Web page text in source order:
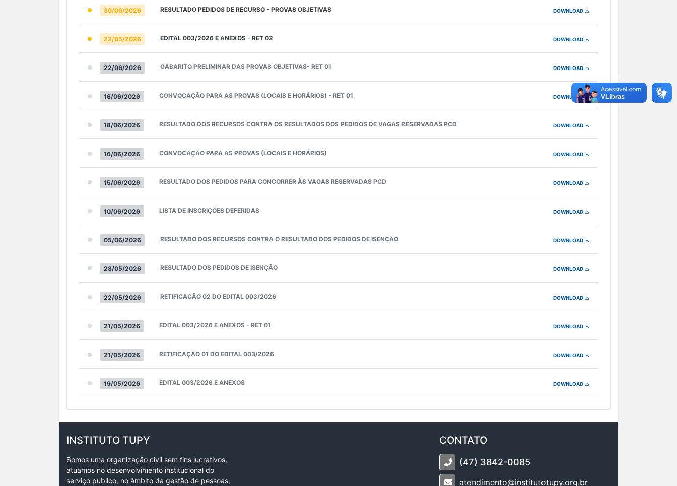
30/06/2026 RESULTADO PEDIDOS DE RECURSO - PROVAS OBJETIVAS DOWNLOAD
22/05/2026 EDITAL 003/2026 E ANEXOS - RET 02 DOWNLOAD
22/06/2026 GABARITO PRELIMINAR DAS PROVAS OBJETIVAS- RET 01 DOWNLOAD
16/06/2026 CONVOCAÇÃO PARA AS PROVAS (LOCAIS E HORÁRIOS) - RET 01 DOWNLOAD
18/06/2026 RESULTADO DOS RECURSOS CONTRA OS RESULTADOS DOS PEDIDOS DE VAGAS RESERVADAS PCD DOWNLOAD
16/06/2026 CONVOCAÇÃO PARA AS PROVAS (LOCAIS E HORÁRIOS) DOWNLOAD
15/06/2026 RESULTADO DOS PEDIDOS PARA CONCORRER ÀS VAGAS RESERVADAS PCD DOWNLOAD
10/06/2026 LISTA DE INSCRIÇÕES DEFERIDAS DOWNLOAD
05/06/2026 RESULTADO DOS RECURSOS CONTRA O RESULTADO DOS PEDIDOS DE ISENÇÃO DOWNLOAD
28/05/2026 RESULTADO DOS PEDIDOS DE ISENÇÃO DOWNLOAD
22/05/2026 RETIFICAÇÃO 02 DO EDITAL 003/2026 DOWNLOAD
21/05/2026 EDITAL 003/2026 E ANEXOS - RET 01 DOWNLOAD
21/05/2026 RETIFICAÇÃO 01 DO EDITAL 003/2026 DOWNLOAD
19/05/2026 EDITAL 003/2026 E ANEXOS DOWNLOAD
INSTITUTO TUPY
Somos uma organização civil sem fins lucrativos,
atuamos no desenvolvimento institucional do
serviço público, no âmbito da gestão de pessoas,
CONTATO
(47) 3842-0085
atendimento@institutotupy.org.br